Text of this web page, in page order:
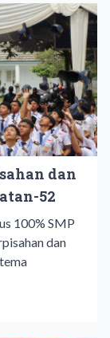
dan
52
100% SMP
dan